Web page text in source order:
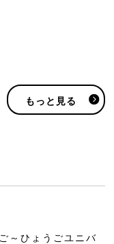
もっと見る
～ひょうごユニバ